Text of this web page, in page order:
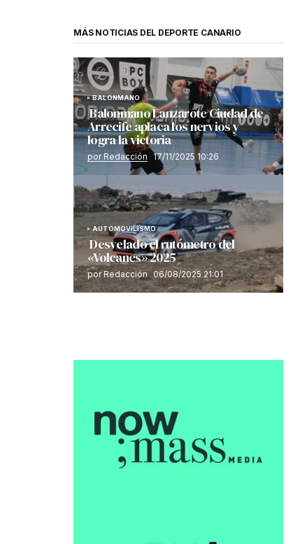
MÁS NOTICIAS DEL DEPORTE CANARIO
BALONMANO
Balonmano Lanzarote Ciudad de
Arrecife aplaca los nervios y
logra la victoria
por Redacción 17/11/2025 10:26
AUTOMOVILISMO
Desvelado el rutómetro del
«Volcanes» 2025
por Redacción 06/08/2025 21:01